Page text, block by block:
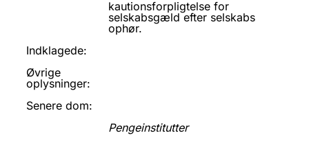
kautionsforpligtelse for
selskabsgæld efter selskabs
ophør.
Indklagede:
Øvrige
oplysninger:
Senere dom:
Pengeinstitutter